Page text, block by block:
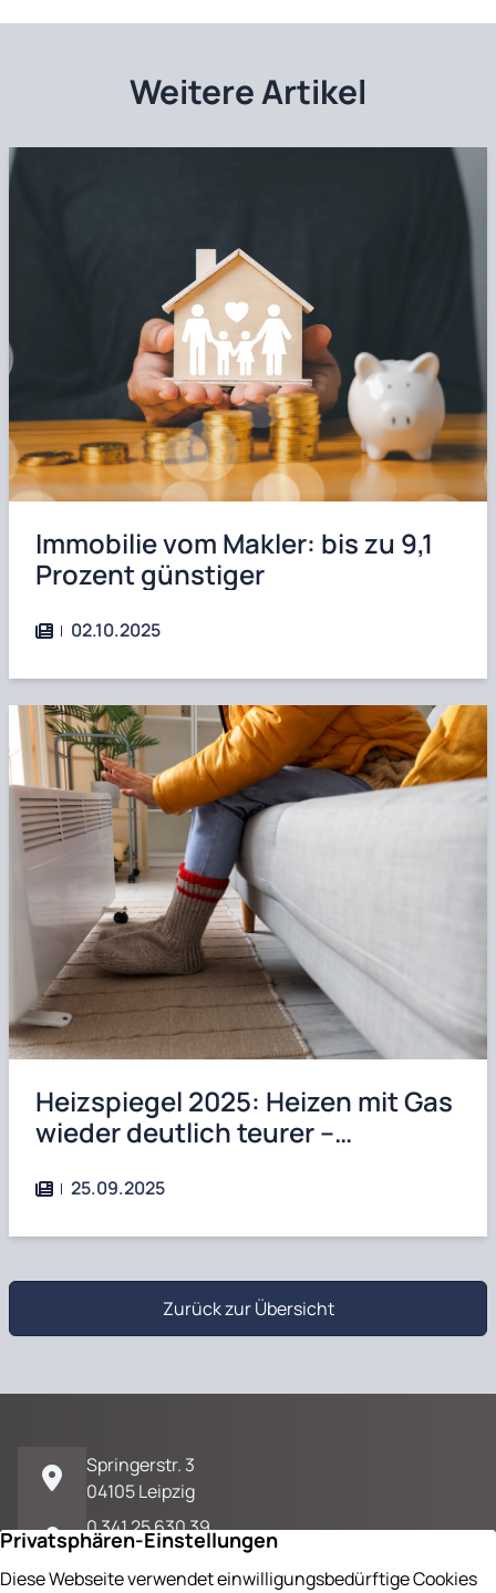
Weitere Artikel
Immobilie vom Makler: bis zu 9,1
Prozent günstiger
02.10.2025
Heizspiegel 2025: Heizen mit Gas
wieder deutlich teurer –
günstiger
25.09.2025
Zurück zur Übersicht
Springerstr. 3
04105 Leipzig
0 341 25 630 39
E-Mail / Kontakt